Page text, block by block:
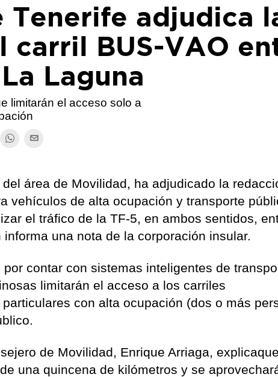
Tenerife adjudica
carril BUS-VAO
Laguna
limitarán el acceso solo a
área de Movilidad, ha adjudicado la
vehículos de alta ocupación y transporte
el tráfico de la TF-5, en ambos sentidos,
una nota de la corporación insular.
contar con sistemas inteligentes de
limitarán el acceso a los carriles
con alta ocupación (dos o más
de Movilidad, Enrique Arriaga,
una quincena de kilómetros y se